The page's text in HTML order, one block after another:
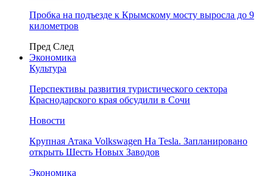
Пробка на подъезде к Крымскому мосту выросла до 9
километров
Пред След
Экономика
Культура
Перспективы развития туристического сектора
Краснодарского края обсудили в Сочи
Новости
Крупная Атака Volkswagen На Tesla. Запланировано
открыть Шесть Новых Заводов
Экономика